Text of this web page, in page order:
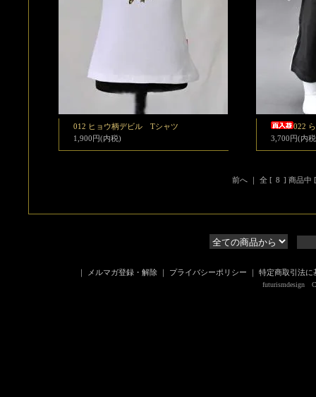
012 ヒョウ柄デビル Tシャツ
1,900円(内税)
022
3,700円(内
前へ ｜ 全 [ 8 ] 商品中 [
｜ メルマガ登録・解除 ｜ プライバシーポリシー ｜ 特定商取引法に
futurismdesign